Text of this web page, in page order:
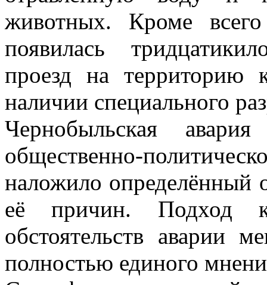
животных. Кроме
появилась
проезд на территорию
наличии специального
Чернобыльская
общественно-
наложило определённый
её причин. Подход
обстоятельств аварии
полностью единого